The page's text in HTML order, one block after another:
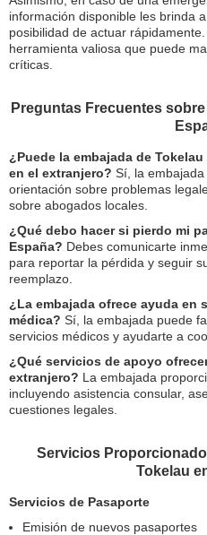
información disponible les brinda
posibilidad de actuar
herramienta valiosa que puede
críticas.
Preguntas Frecuentes
¿Puede la embajada de
en el extranjero? Sí, la
orientación sobre problemas
sobre abogados locales.
¿Qué debo hacer si pierdo mi
España? Debes comunicarte
para reportar la pérdida y seguir
reemplazo.
¿La embajada ofrece ayuda en
médica? Sí, la embajada puede
servicios médicos y ayudarte a
¿Qué servicios de apoyo
extranjero? La embajada
incluyendo asistencia consular,
cuestiones legales.
Servicios
Tokelau
Servicios de Pasaporte
Emisión de nuevos pasaportes